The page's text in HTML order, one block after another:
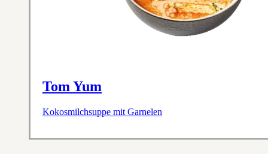
Tom Yum
Kokosmilchsuppe mit Garnelen